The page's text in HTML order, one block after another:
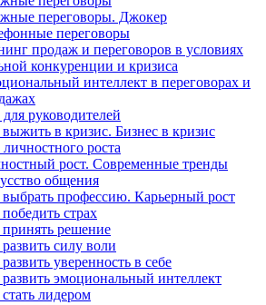
переговоры. Джокер
переговоры
продаж и переговоров в условиях
конкуренции и кризиса
интеллект в переговорах и
руководителей
в кризис. Бизнес в кризис
роста
рост. Современные тренды
общения
профессию. Карьерный рост
страх
решение
силу воли
уверенность в себе
эмоциональный интеллект
лидером